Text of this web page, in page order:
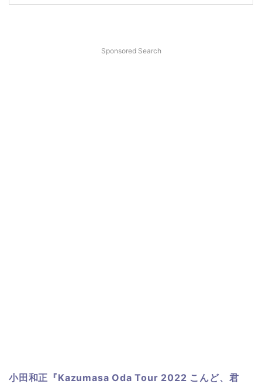
Sponsored Search
小田和正 『Kazumasa Oda Tour 2022 こんど、君